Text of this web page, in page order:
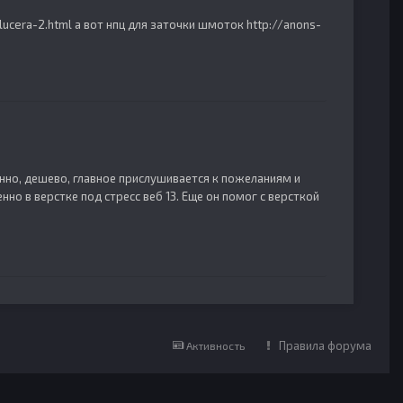
2.html а вот нпц для заточки шмоток http://anons-
дешево, главное прислушивается к пожеланиям и
в верстке под стресс веб 13. Еще он помог с версткой
Активность Правила форума